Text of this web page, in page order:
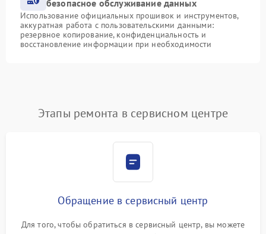
безопасное обслуживание данных
Использование официальных прошивок и инструментов,
аккуратная работа с пользовательскими данными:
резервное копирование, конфиденциальность и
восстановление информации при необходимости
Этапы ремонта в сервисном центре
Обращение в сервисный центр
Для того, чтобы обратиться в сервисный центр, вы можете